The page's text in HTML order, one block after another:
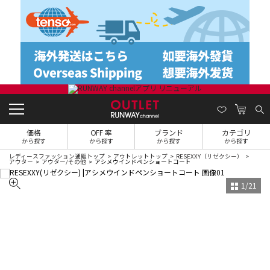
価格
から探す
OFF 率
から探す
ブランド
から探す
カテゴリ
から探す
レディースファッション通販トップ アウトレットトップ RESEXXY（リゼクシー）
アウター アウター/その他 アシメウインドペンショートコート
1 /21